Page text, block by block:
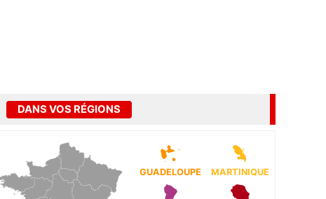
DANS VOS RÉGIONS
GUADELOUPE MARTINIQUE